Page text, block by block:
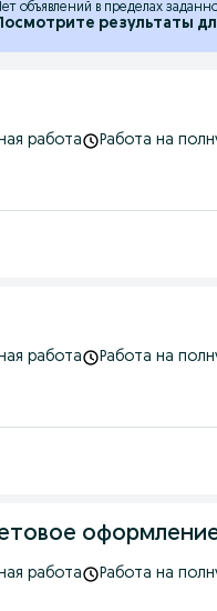
объявлений в пределах
результаты
работа Работа на
работа Работа на
работа Работа на